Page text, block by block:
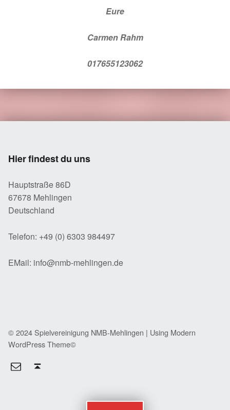
Eure
Carmen Rahm
017655123062
Hier findest du uns
Hauptstraße 86D
67678 Mehlingen
Deutschland
Telefon: +49 (0) 6303 984497
EMail: info@nmb-mehlingen.de
© 2024 Spielvereinigung NMB-Mehlingen | Using Modern
WordPress Theme©